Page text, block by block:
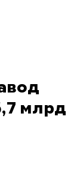
млрд